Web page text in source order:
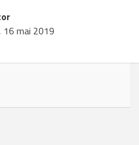
16 mai 2019